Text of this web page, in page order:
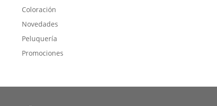
Coloración
Novedades
Peluquería
Promociones